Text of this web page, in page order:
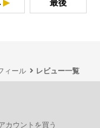
最後
ィール レビュー一覧
カウントを買う